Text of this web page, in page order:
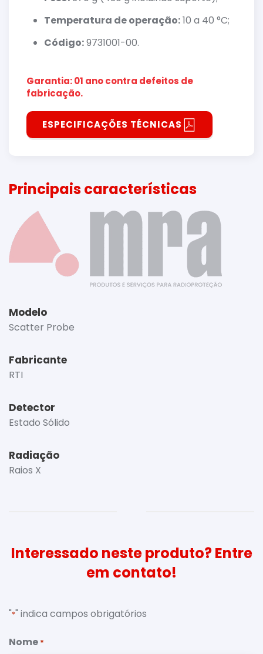
Temperatura de operação:10 a 40 °C;
Código:9731001-00.
Garantia: 01 ano contra defeitos de
fabricação.
ESPECIFICAÇÕES TÉCNICAS
Principais características
Modelo
Scatter Probe
Fabricante
RTI
Detector
Estado Sólido
Radiação
Raios X
Interessado neste produto? Entre
em contato!
"*" indica campos obrigatórios
Nome *